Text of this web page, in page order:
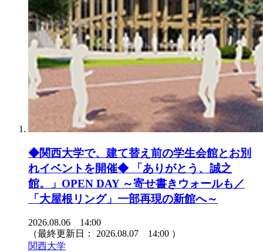
◆関西大学で、建て替え前の学生会館とお別
れイベントを開催◆ 「ありがとう、誠之
館。」OPEN DAY ～寄せ書きウォールも／
「大屋根リング」一部再現の新館へ～
2026.08.06 14:00
（最終更新日： 2026.08.07 14:00 ）
関西大学